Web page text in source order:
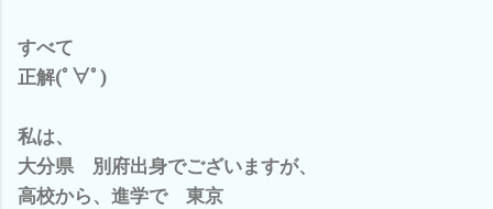
すべて
正解(ﾟ∀ﾟ)
私は、
大分県 別府出身でございますが、
高校から、進学で 東京